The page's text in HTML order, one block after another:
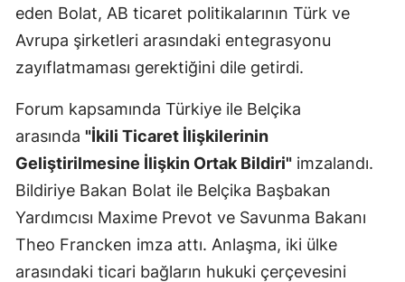
Niğde
Samsun
Sinop
Sivas
eden Bolat, AB ticaret politikalarının Türk ve
Avrupa şirketleri arasındaki entegrasyonu
zayıflatmaması gerektiğini dile getirdi.
Forum kapsamında Türkiye ile Belçika
arasında "İkili Ticaret İlişkilerinin
Geliştirilmesine İlişkin Ortak Bildiri" imzalandı.
Bildiriye Bakan Bolat ile Belçika Başbakan
Yardımcısı Maxime Prevot ve Savunma Bakanı
Theo Francken imza attı. Anlaşma, iki ülke
arasındaki ticari bağların hukuki çerçevesini